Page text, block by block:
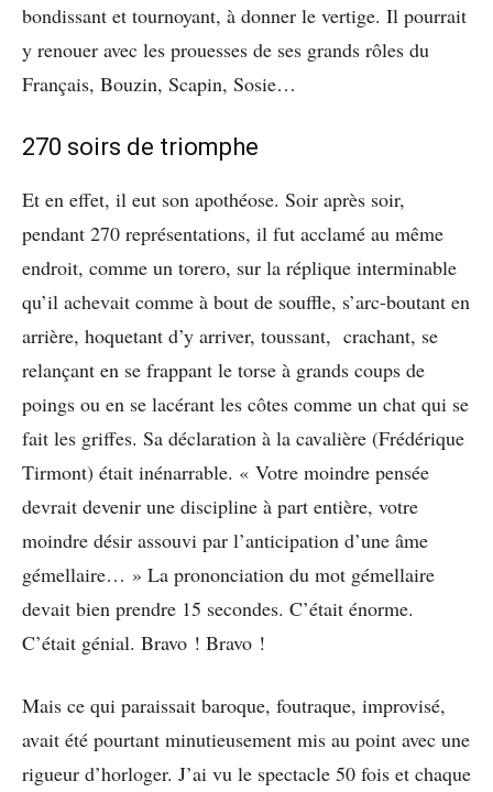
bondissant et tournoyant, à donner le vertige. Il pourrait
y renouer avec les prouesses de ses grands rôles du
Français, Bouzin, Scapin, Sosie…
270 soirs de triomphe
Et en effet, il eut son apothéose. Soir après soir,
pendant 270 représentations, il fut acclamé au même
endroit, comme un torero, sur la réplique interminable
qu’il achevait comme à bout de souffle, s’arc-boutant en
arrière, hoquetant d’y arriver, toussant, crachant, se
relançant en se frappant le torse à grands coups de
poings ou en se lacérant les côtes comme un chat qui se
fait les griffes. Sa déclaration à la cavalière (Frédérique
Tirmont) était inénarrable. « Votre moindre pensée
devrait devenir une discipline à part entière, votre
moindre désir assouvi par l’anticipation d’une âme
gémellaire… » La prononciation du mot gémellaire
devait bien prendre 15 secondes. C’était énorme.
C’était génial. Bravo ! Bravo !
Mais ce qui paraissait baroque, foutraque, improvisé,
avait été pourtant minutieusement mis au point avec une
rigueur d’horloger. J’ai vu le spectacle 50 fois et chaque